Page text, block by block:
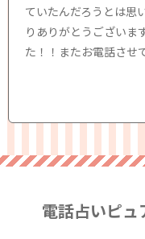
ていたんだろうとは思
りありがとうございま
た！！またお電話させ
電話占いピ